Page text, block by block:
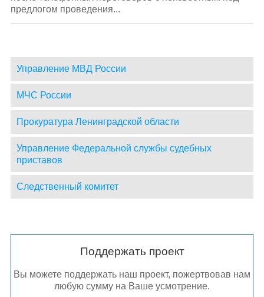
предлогом проведения...
Управление МВД России
МЧС России
Прокуратура Ленинградской области
Управление Федеральной службы судебных
приставов
Следственный комитет
Поддержать проект
Вы можете поддержать наш проект, пожертвовав нам
любую сумму на Ваше усмотрение.